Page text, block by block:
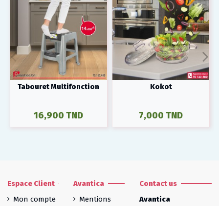
Tabouret Multifonction
16,900 TND
Kokot
7,000 TND
Espace Client
Mon compte
Avantica
Mentions
Contact us
Avantica